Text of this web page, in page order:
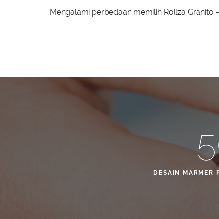
Mengalami perbedaan memilih Rollza
DESAIN MARMER